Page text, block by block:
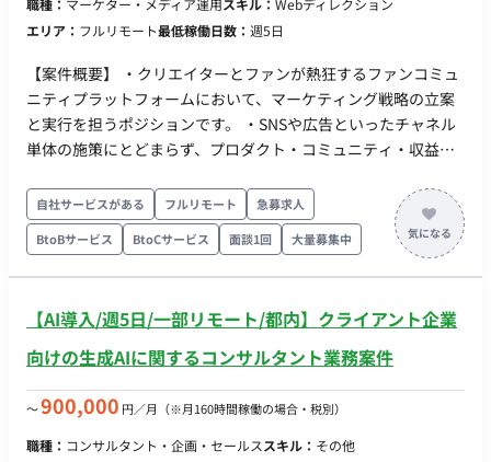
ルフレックス稼働可能 ・月110時間以上の稼働目安
職種： マーケター・メディア運用スキル： Webディレクション
エリア： フルリモート最低稼働日数： 週5日
【案件概要】 ・クリエイターとファンが熱狂するファンコミュ
ニティプラットフォームにおいて、マーケティング戦略の立案
と実行を担うポジションです。 ・SNSや広告といったチャネル
単体の施策にとどまらず、プロダクト・コミュニティ・収益構
す。 ・事業として「同人系プラットフォーム領域での圧倒的
No.1」を目指しています。 ・データドリブンかつ仮説主導型の
マーケティング体制を築くことが求められます。 【作業内容】
・登録〜投稿〜収益化のファネルに基づくKPI設計・分析・再定
策定 ・SNS／PR／LP／クリエイター獲得／UGC施策の企画・
実行・改善 ・Redash／内部DBを用いた指標モニタリングと施
との横断連携 ・経営／現場それぞれに最適化された週次・月次
自社サービスがある フルリモート
急募求人
BtoBサービス
BtoCサービス 面談1回 大量募集中
【AI導入/週5日/一部リモート/都内】クライアント企業
向けの生成AIに関するコンサルタント業務案件
〜900,000 円／月 （※月160時間稼働の場合・税別）
職種： コンサルタント・企画・セールススキル： その他